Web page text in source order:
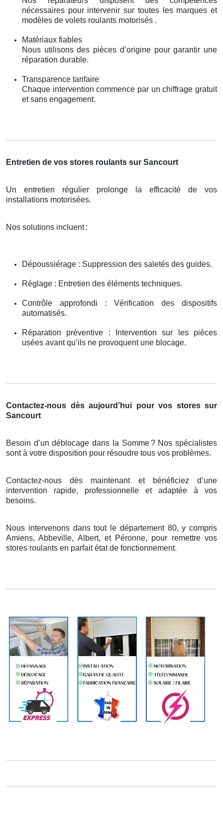
nécessaires pour intervenir sur toutes les marques et
modèles de volets roulants motorisés .
Matériaux fiables
Nous utilisons des pièces d’origine pour garantir une
réparation durable.
Transparence tarifaire
Chaque intervention commence par un chiffrage gratuit
et sans engagement.
Entretien de vos stores roulants sur Sancourt
Un entretien régulier prolonge la efficacité de vos
installations motorisées.
Nos solutions incluent :
Dépoussiérage : Suppression des saletés des guides.
Réglage : Entretien des éléments techniques.
Contrôle approfondi : Vérification des dispositifs
automatisés.
Réparation préventive : Intervention sur les pièces
usées avant qu’ils ne provoquent une blocage.
Contactez-nous dès aujourd’hui pour vos stores sur
Sancourt
Besoin d’un déblocage dans la Somme ? Nos spécialistes
sontà votre disposition pour résoudre tous vos probl èmes.
Contactez-nous dès maintenant et bénéficiez d’une
intervention rapide, professionnelle et adaptée à vos
besoins.
Nous intervenons dans tout le département 80, y compris
Amiens, Abbeville, Albert, et Péronne, pour remettre vos
stores roulants en parfait état de fonctionnement.